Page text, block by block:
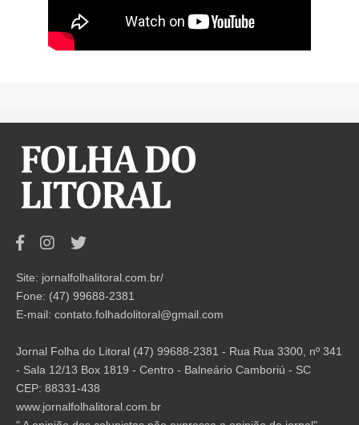
Site: jornalfolhalitoral.com.br/
Fone: (47) 99688-2381
E-mail: contato.folhadolitoral@gmail.com
Jornal Folha do Litoral (47) 99688-2381 - Rua Rua 3300, nº 341
- Sala 12/13 Box 1819 - Centro - Balneário Camboriú - SC
CEP: 88331-438
www.jornalfolhalitoral.com.br